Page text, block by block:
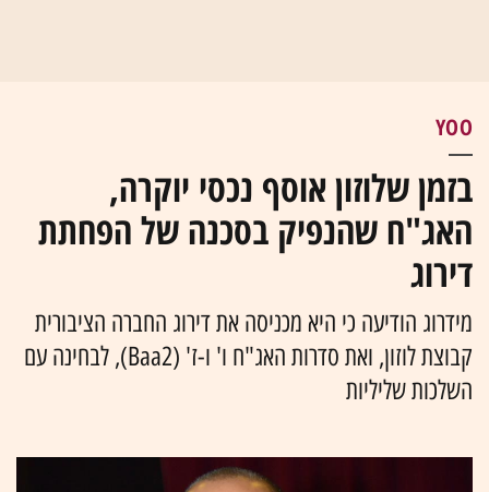
YOO
בזמן שלוזון אוסף נכסי יוקרה,
האג"ח שהנפיק בסכנה של הפחתת
דירוג
מידרוג הודיעה כי היא מכניסה את דירוג החברה הציבורית
קבוצת לוזון, ואת סדרות האג"ח ו' ו-ז' (Baa2), לבחינה עם
השלכות שליליות